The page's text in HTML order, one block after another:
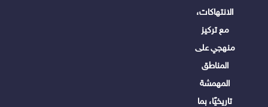
الانتهاكات،
مع تركيز
منهجي على
المناطق
المهمشة
تاريخيًا، بما